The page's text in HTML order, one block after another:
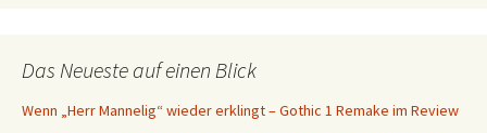
Das Neueste auf einen Blick
Wenn „Herr Mannelig“ wieder erklingt – Gothic 1 Remake im Review